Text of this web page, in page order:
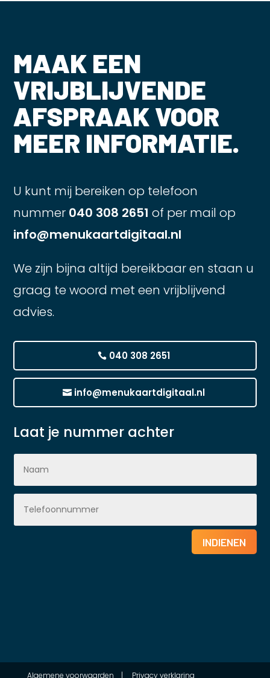
MAAK EEN
VRIJBLIJVENDE
AFSPRAAK VOOR
MEER INFORMATIE.
U kunt mij bereiken op telefoon
nummer 040 308 2651 of per mail op
info@menukaartdigitaal.nl
We zijn bijna altijd bereikbaar en staan u
graag te woord met een vrijblijvend
advies.
040 308 2651
info@menukaartdigitaal.nl
Laat je nummer achter
INDIENEN
Algemene voorwaarden | Privacy verklaring